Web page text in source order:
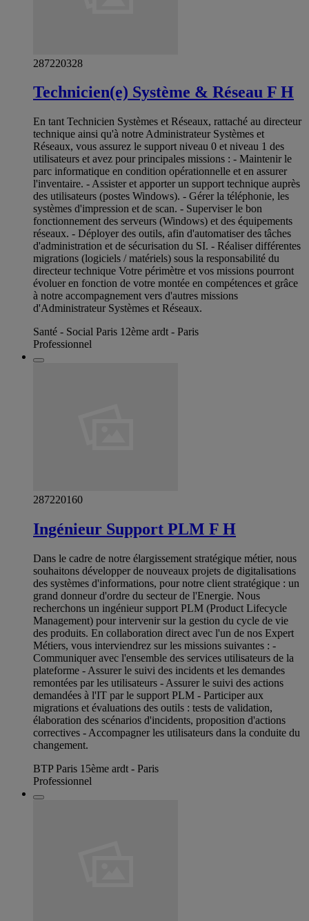
287220328
Technicien(e) Système & Réseau F H
En tant Technicien Systèmes et Réseaux, rattaché au directeur
technique ainsi qu'à notre Administrateur Systèmes et
Réseaux, vous assurez le support niveau 0 et niveau 1 des
utilisateurs et avez pour principales missions : - Maintenir le
parc informatique en condition opérationnelle et en assurer
l'inventaire. - Assister et apporter un support technique auprès
des utilisateurs (postes Windows). - Gérer la téléphonie, les
systèmes d'impression et de scan. - Superviser le bon
fonctionnement des serveurs (Windows) et des équipements
réseaux. - Déployer des outils, afin d'automatiser des tâches
d'administration et de sécurisation du SI. - Réaliser différentes
migrations (logiciels / matériels) sous la responsabilité du
directeur technique Votre périmètre et vos missions pourront
évoluer en fonction de votre montée en compétences et grâce
à notre accompagnement vers d'autres missions
d'Administrateur Systèmes et Réseaux.
Santé - Social Paris 12ème ardt - Paris
Professionnel
287220160
Ingénieur Support PLM F H
Dans le cadre de notre élargissement stratégique métier, nous
souhaitons développer de nouveaux projets de digitalisations
des systèmes d'informations, pour notre client stratégique : un
grand donneur d'ordre du secteur de l'Energie. Nous
recherchons un ingénieur support PLM (Product Lifecycle
Management) pour intervenir sur la gestion du cycle de vie
des produits. En collaboration direct avec l'un de nos Expert
Métiers, vous interviendrez sur les missions suivantes : -
Communiquer avec l'ensemble des services utilisateurs de la
plateforme - Assurer le suivi des incidents et les demandes
remontées par les utilisateurs - Assurer le suivi des actions
demandées à l'IT par le support PLM - Participer aux
migrations et évaluations des outils : tests de validation,
élaboration des scénarios d'incidents, proposition d'actions
correctives - Accompagner les utilisateurs dans la conduite du
changement.
BTP Paris 15ème ardt - Paris
Professionnel